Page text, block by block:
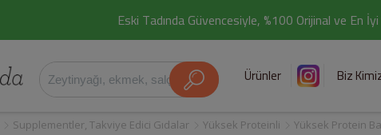
Eski Tadında Güvencesiyle, %100 Orijinal ve En
Ürünler Biz
Supplementler, Takviye Edici Gıdalar Yüksek Proteinli Yüksek Protein